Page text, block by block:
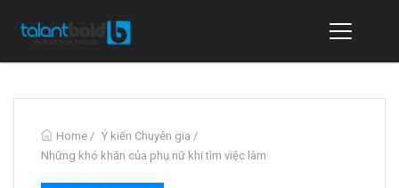
Home / Ý kiến Chuyên gia /
Những khó khăn của phụ nữ khi tìm việc làm